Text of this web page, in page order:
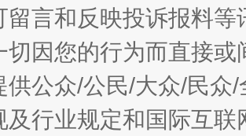
科技园优化重塑工作
留言和反映投诉报料
切因您的行为而直接
供公众/公民/大众/民
及行业规定和国际互